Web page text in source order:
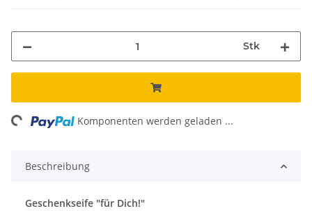
Stk
Komponenten werden geladen ...
Beschreibung
Geschenkseife "für Dich!"